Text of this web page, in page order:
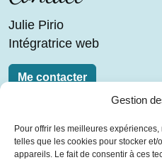
Gestion
Pour offrir les meilleures
telles que les cookies pour stocker
appareils. Le fait de consentir à ces
Julie Pirio
Intégratrice web
Me contacter
Liens
Blog